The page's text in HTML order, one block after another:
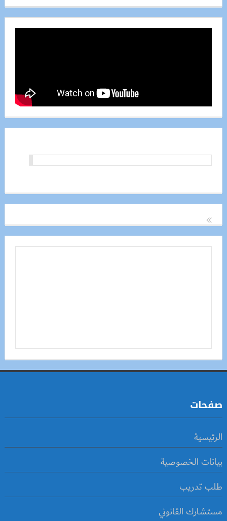
صفحات
الرئيسية
بيانات الخصوصية
طلب تدريب
مستشارك القانوني